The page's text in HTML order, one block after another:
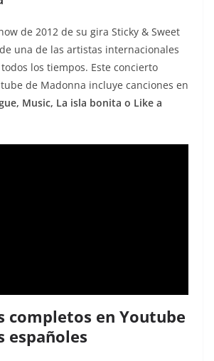
de 2012 de su gira Sticky & Sweet
una de las artistas internacionales
los tiempos. Este concierto
de Madonna incluye canciones en
Music, La isla bonita o Like a
completos en Youtube
españoles